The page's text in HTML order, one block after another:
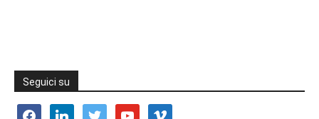
Seguici su
facebooklinkedin twitter youtube vimeo